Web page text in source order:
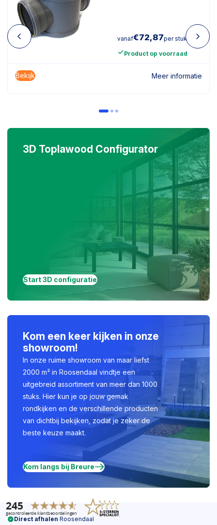
vanaf€72,87per stuk
Product op voorraad
Bekijk Meer informatie
3D Toplawood Configurator
Start 3D configuratie
Kom een keer kijken in onze
showroom!
In onze ruime showroom van maar liefst
2000 m² in Roosendaal vindtje een
uitgebreid assortiment van meer dan 1000
stuks. Hier kun je op jouw gemak
rondkijken en de verschillende producten
van dichtbij bekijken, zodat je zeker de
beste keuze maakt.
Kom langs bij Breure
Direct afhalen Roosendaal